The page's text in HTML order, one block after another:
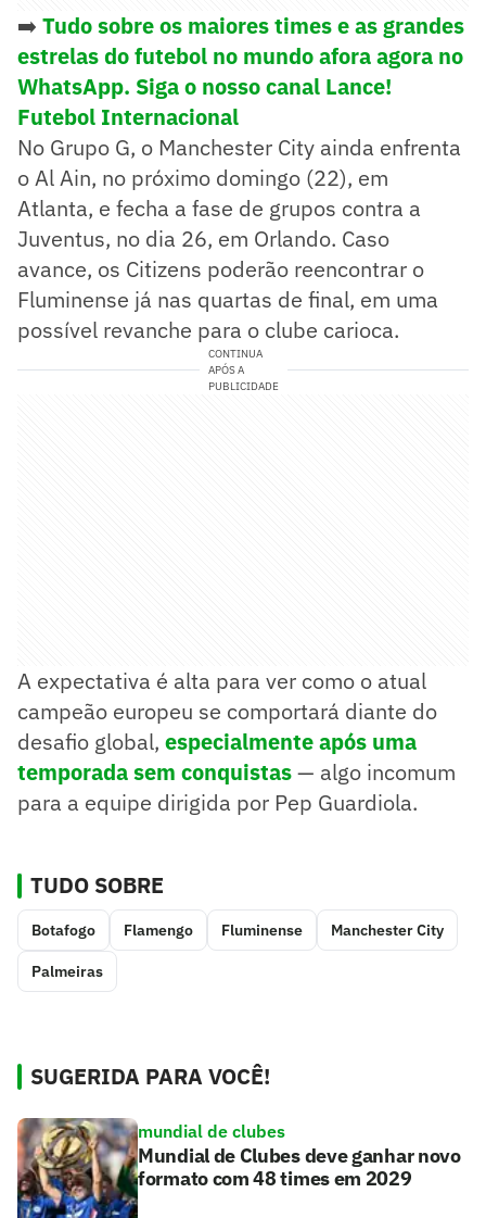
➡️ Tudo sobre os maiores times e as grandes
estrelas do futebol no mundo afora agora no
WhatsApp. Siga o nosso canal Lance!
Futebol Internacional
No Grupo G, o Manchester City ainda enfrenta
o Al Ain, no próximo domingo (22), em
Atlanta, e fecha a fase de grupos contra a
Juventus, no dia 26, em Orlando. Caso
avance, os Citizens poderão reencontrar o
Fluminense já nas quartas de final, em uma
possível revanche para o clube carioca.
CONTINUA
APÓS A
PUBLICIDADE
A expectativa é alta para ver como o atual
campeão europeu se comportará diante do
desafio global, especialmente após uma
temporada sem conquistas— algo incomum
para a equipe dirigida por Pep Guardiola.
TUDO SOBRE
Botafogo Flamengo Fluminense Manchester City
Palmeiras
SUGERIDA PARA VOCÊ!
mundial de clubes
Mundial de Clubes deve ganhar novo
formato com 48 times em 2029